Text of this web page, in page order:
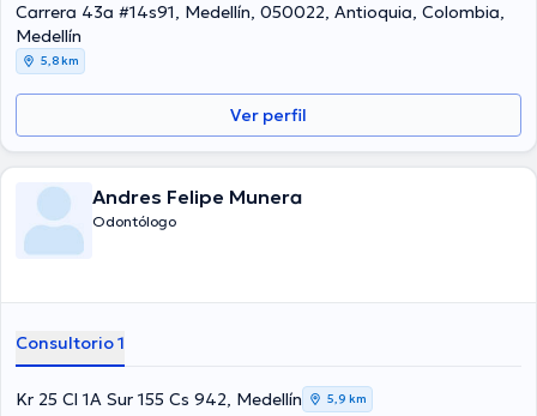
Carrera 43a #14s91, Medellín, 050022, Antioquia, Colombia,
Medellín
5,8 km
Ver perfil
Andres Felipe Munera
Odontólogo
Consultorio 1
Kr 25 Cl 1A Sur 155 Cs 942, Medellín 5,9 km